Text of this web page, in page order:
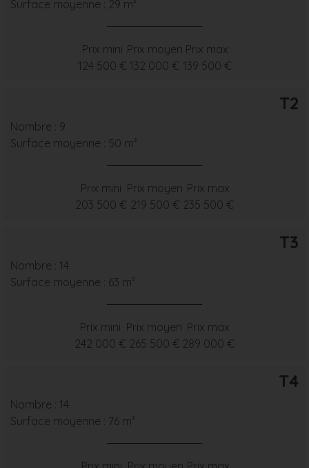
Surface moyenne : 29 m²
Prix mini
124 500 €
Prix moyen
132 000 €
Prix max
139 500 €
T2
Nombre : 9
Surface moyenne : 50 m²
Prix mini
203 500 €
Prix moyen
219 500 €
Prix max
235 500 €
T3
Nombre : 14
Surface moyenne : 63 m²
Prix mini
242 000 €
Prix moyen
265 500 €
Prix max
289 000 €
T4
Nombre : 14
Surface moyenne : 76 m²